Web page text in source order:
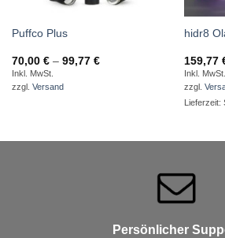
Puffco Plus
70,00 € – 99,77 €Preisspanne:
Inkl. MwSt.
zzgl. Versand
hidr8
159,77
Inkl. MwSt.
zzgl.
Persönlicher